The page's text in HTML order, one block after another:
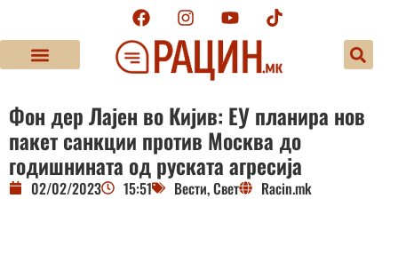
Фон дер Лајен во Кијив: ЕУ планира нов
пакет санкции против Москва до
годишнината од руската агресија
02/02/2023 15:51 Вести,Свет Racin.mk